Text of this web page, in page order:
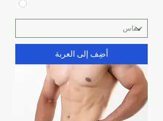
أضِف إلى العربة